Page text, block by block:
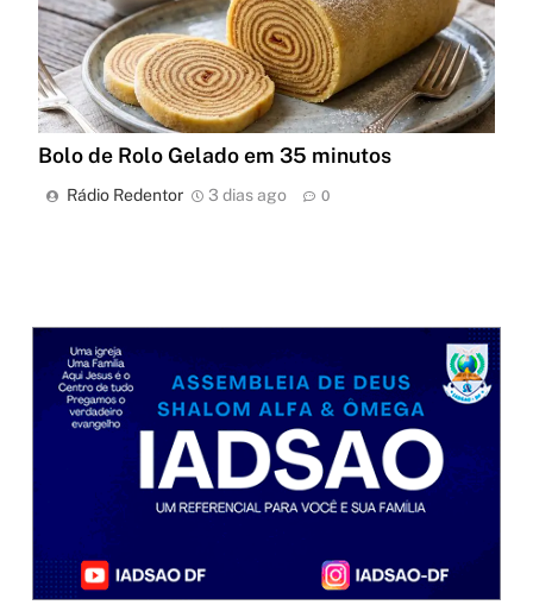
Bolo de Rolo Gelado em 35 minutos
Rádio Redentor 3 dias ago 0